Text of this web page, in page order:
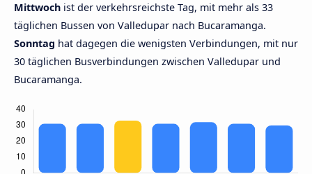
Mittwoch ist der verkehrsreichste Tag, mit mehr als 33
täglichen Bussen von Valledupar nach Bucaramanga.
Sonntag hat dagegen die wenigsten Verbindungen, mit nur
30 täglichen Busverbindungen zwischen Valledupar und
Bucaramanga.